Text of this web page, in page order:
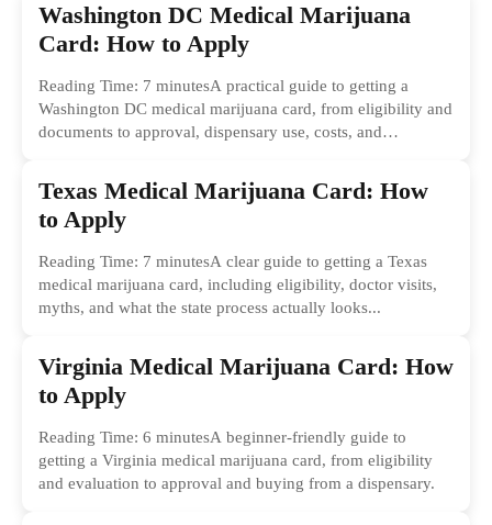
Washington DC Medical Marijuana
Card: How to Apply
Reading Time: 7 minutesA practical guide to getting a
Washington DC medical marijuana card, from eligibility and
documents to approval, dispensary use, costs, and
Texas Medical Marijuana Card: How
to Apply
Reading Time: 7 minutesA clear guide to getting a Texas
medical marijuana card, including eligibility, doctor visits,
myths, and what the state process actually looks...
Virginia Medical Marijuana Card: How
to Apply
Reading Time: 6 minutesA beginner-friendly guide to
getting a Virginia medical marijuana card, from eligibility
and evaluation to approval and buying from a dispensary.